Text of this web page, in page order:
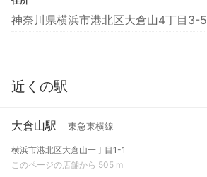
神奈川県横浜市港北区大倉山4丁目3-5
近くの駅
大倉山駅 東急東横線
横浜市港北区大倉山一丁目1-1
このページの店舗から 505 m